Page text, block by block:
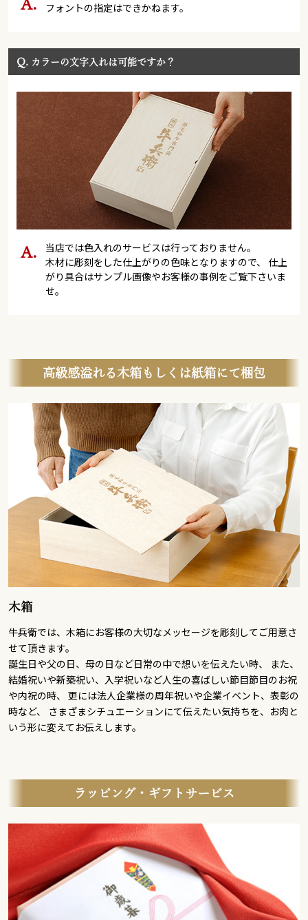
フォントの指定はできかねます。
Q. カラーの文字入れは可能ですか？
当店では色入れのサービスは行っておりません。
木材に彫刻をした仕上がりの色味となりますので、 仕上
がり具合はサンプル画像やお客様の事例をご覧下さいま
せ。
高級感溢れる木箱もしくは紙箱にて梱包
木箱
牛兵衛では、木箱にお客様の大切なメッセージを彫刻してご用意さ
せて頂きます。
誕生日や父の日、母の日など日常の中で想いを伝えたい時、 また、
結婚祝いや新築祝い、入学祝いなど人生の喜ばしい節目節目のお祝
や内祝の時、 更には法人企業様の周年祝いや企業イベント、表彰の
時など、 さまざまシチュエーションにて伝えたい気持ちを、お肉と
いう形に変えてお伝えします。
ラッピング・ギフトサービス